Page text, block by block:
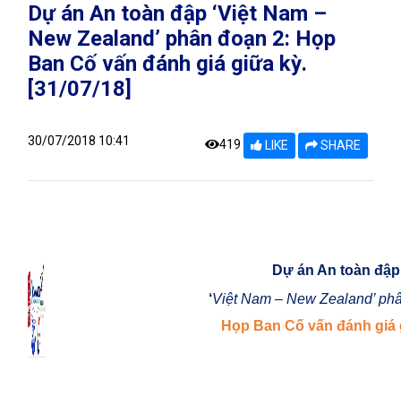
Dự án An toàn đập ‘Việt Nam –
New Zealand’ phân đoạn 2: Họp
Ban Cố vấn đánh giá giữa kỳ.
[31/07/18]
30/07/2018 10:41 419 LIKE SHARE
Dự án An toàn đập
‘Việt Nam – New Zealand’
Họp Ban Cố vấn đánh